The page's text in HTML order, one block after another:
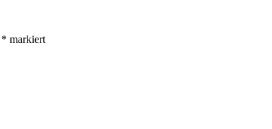
* markiert